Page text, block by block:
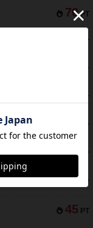
70 PT
PT
PT
バ
PT
PT
45 PT
45 PT
45 PT